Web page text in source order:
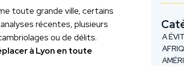
toute grande ville, certains
récentes, plusieurs
ou de délits.
à Lyon en toute
A